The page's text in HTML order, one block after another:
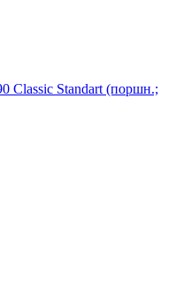
Classic Standart (поршн.;